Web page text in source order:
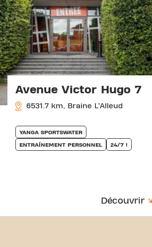
Avenue Victor Hugo 7
6531.7 km, Braine L’Alleud
YANGA SPORTSWATER
ENTRAÎNEMENT PERSONNEL 24/7 !
Découvrir